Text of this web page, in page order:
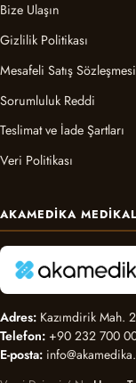
Bize Ulaşın
Gizlilik Politikası
Mesafeli Satış Sözleşmesi
Sorumluluk Reddi
Teslimat ve İade Şartları
Veri Politikası
AKAMEDIKA
Adres: Kazımdirik
Telefon: +90 232 700
E-posta: